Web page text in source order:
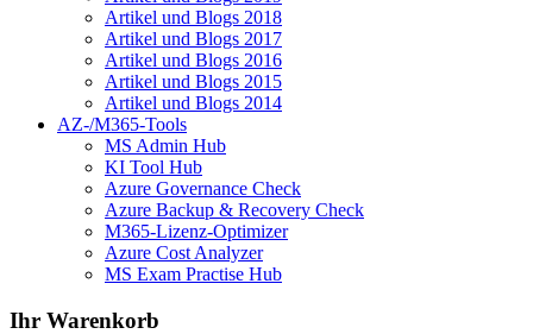
Artikel und Blogs 2018
Artikel und Blogs 2017
Artikel und Blogs 2016
Artikel und Blogs 2015
Artikel und Blogs 2014
AZ-/M365-Tools
MS Admin Hub
KI Tool Hub
Azure Governance Check
Azure Backup & Recovery Check
M365-Lizenz-Optimizer
Azure Cost Analyzer
MS Exam Practise Hub
Ihr Warenkorb